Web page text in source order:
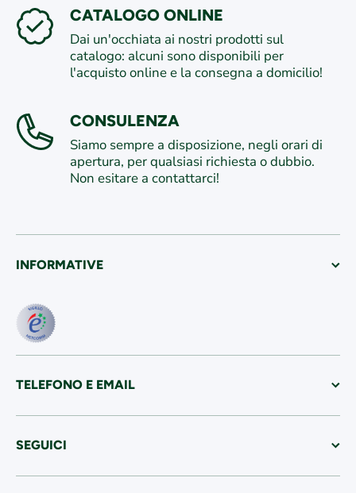
CATALOGO ONLINE
Dai un'occhiata ai nostri prodotti sul
catalogo: alcuni sono disponibili per
l'acquisto online e la consegna a domicilio!
CONSULENZA
Siamo sempre a disposizione, negli orari di
apertura, per qualsiasi richiesta o dubbio.
Non esitare a contattarci!
INFORMATIVE
TELEFONO E EMAIL
SEGUICI